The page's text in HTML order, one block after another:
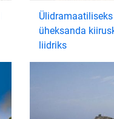
üheksanda
liidriks